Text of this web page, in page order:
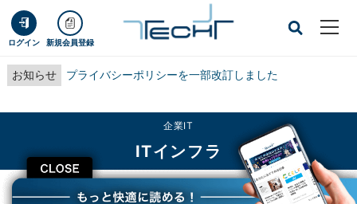
ログイン 新規会員登録
お知らせ プライバシーポリシーを一部改訂しました
CLOSE
企業IT
ITインフラ